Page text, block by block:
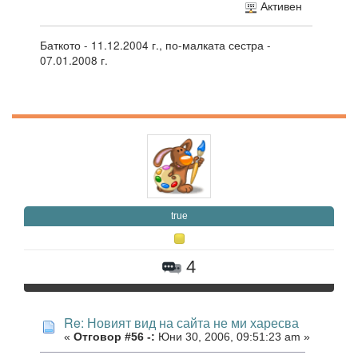
Активен
Баткото - 11.12.2004 г., по-малката сестра -
07.01.2008 г.
true
4
Re: Новият вид на сайта не ми харесва
« Отговор #56 -: Юни 30, 2006, 09:51:23 am »